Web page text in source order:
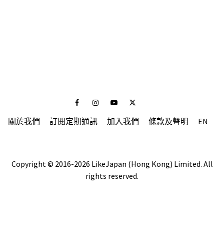
FacebookInstagramYoutubeTwitter
關於我們 訂閱定期通訊 加入我們 條款及聲明 EN
Copyright © 2016-2026 LikeJapan (Hong Kong) Limited. All
rights reserved.